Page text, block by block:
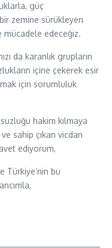
güç
zemine sürükleyen
mücadele edeceğiz.
da karanlık grupların
içine çekerek esir
için sorumluluk
hakim kılmaya
sahip çıkan vicdan
ediyorum,
Türkiye’nin bu